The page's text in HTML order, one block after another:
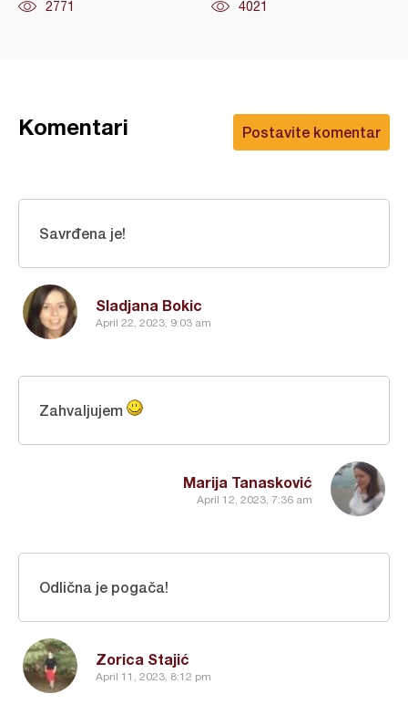
2771 4021
Postavite komentar
Komentari
Sladjana Bokic
April 22, 2023, 9:03 am
Savrđena je!
Marija Tanasković
April 12, 2023, 7:36 am
Zahvaljujem
Zorica Stajić
April 11, 2023, 8:12 pm
Odlična je pogača!